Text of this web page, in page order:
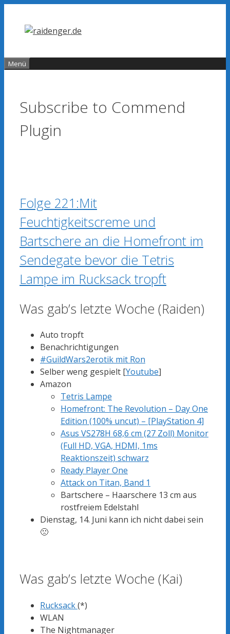
Inhalt
springen
Menü
Subscribe to Commend
Plugin
Folge 221:Mit
Feuchtigkeitscreme und
Bartschere an die Homefront im
Sendegate bevor die Tetris
Lampe im Rucksack tropft
Was gab’s letzte Woche (Raiden)
Auto tropft
Benachrichtigungen
#GuildWars2erotik mit Ron
Selber weng gespielt [Youtube]
Amazon
Tetris Lampe
Homefront: The Revolution – Day One
Edition (100% uncut) – [PlayStation 4]
Asus VS278H 68,6 cm (27 Zoll) Monitor
(Full HD, VGA, HDMI, 1ms
Reaktionszeit) schwarz
Ready Player One
Attack on Titan, Band 1
Bartschere – Haarschere 13 cm aus
rostfreiem Edelstahl
Dienstag, 14. Juni kann ich nicht dabei sein
🙁
Was gab’s letzte Woche (Kai)
Rucksack(*)
WLAN
The Nightmanager